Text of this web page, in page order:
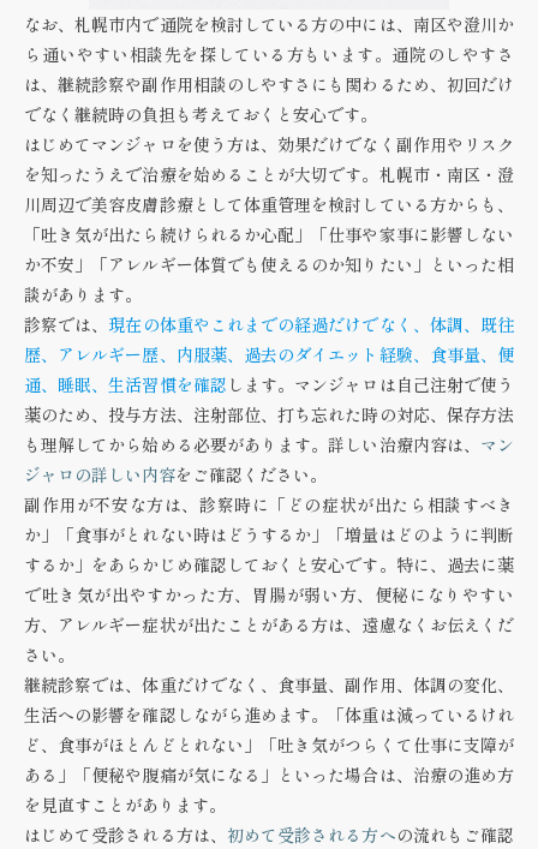
なお、札幌市内で通院を検討している方の中には、南区や澄川か
ら通いやすい相談先を探している方もいます。通院のしやすさ
は、継続診察や副作用相談のしやすさにも関わるため、初回だけ
でなく継続時の負担も考えておくと安心です。
はじめてマンジャロを使う方は、効果だけでなく副作用やリスク
を知ったうえで治療を始めることが大切です。札幌市・南区・澄
川周辺で美容皮膚診療として体重管理を検討している方からも、
「吐き気が出たら続けられるか心配」「仕事や家事に影響しない
か不安」「アレルギー体質でも使えるのか知りたい」といった相
談があります。
診察では、 現在の体重やこれまでの経過だけでなく、体調、既往
歴、アレルギー歴、内服薬、過去のダイエット経験、食事量、便
通、睡眠、生活習慣を確認 します。マンジャロは自己注射で使う
薬のため、投与方法、注射部位、打ち忘れた時の対応、保存方法
も理解してから始める必要があります。詳しい治療内容は、 マン
ジャロの詳しい内容をご確認ください。
副作用が不安な方は、診察時に「どの症状が出たら相談すべき
か」「食事がとれない時はどうするか」「増量はどのように判断
するか」をあらかじめ確認しておくと安心です。特に、過去に薬
で吐き気が出やすかった方、胃腸が弱い方、便秘になりやすい
方、アレルギー症状が出たことがある方は、遠慮なくお伝えくだ
さい。
継続診察では、体重だけでなく、食事量、副作用、体調の変化、
生活への影響を確認しながら進めます。「体重は減っているけれ
ど、食事がほとんどとれない」「吐き気がつらくて仕事に支障が
ある」「便秘や腹痛が気になる」といった場合は、治療の進め方
を見直すことがあります。
はじめて受診される方は、 初めて受診される方への流れもご確認